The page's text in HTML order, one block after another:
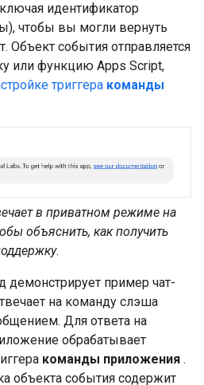
идентификатор
чтобы вы могли вернуть
Объект события отправляется
или функцию Apps Script,
триггера команды
в приватном режиме на
объяснить, как получить
пример чат-
на команду слэша
Для ответа на
обрабатывает
команды приложения .
объекта события содержит